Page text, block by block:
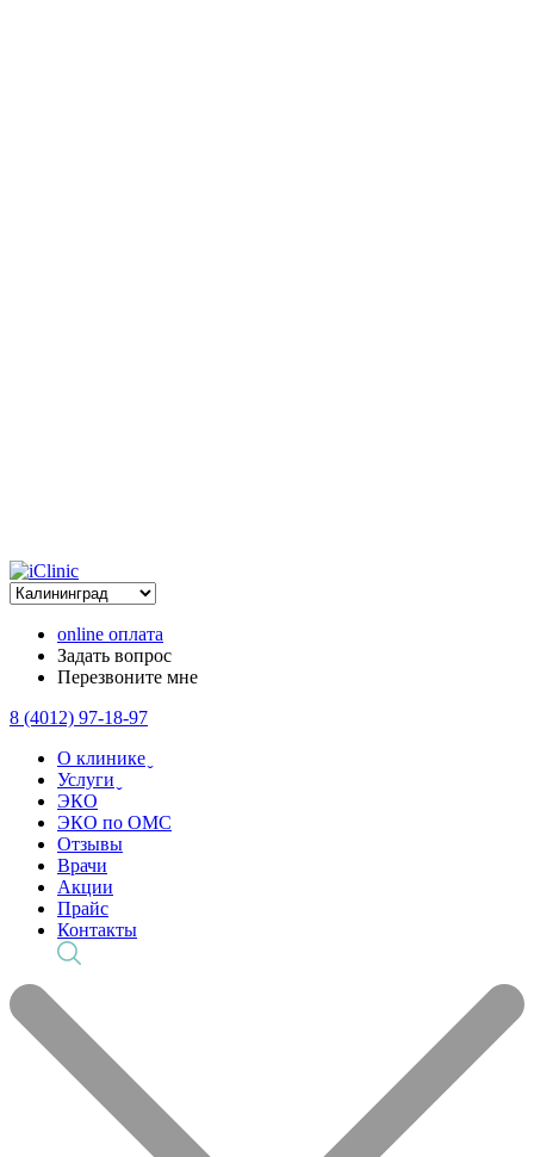
online оплата
Задать вопрос
Перезвоните мне
8 (4012) 97-18-97
О клинике ̬
Услуги ̬
ЭКО
ЭКО по ОМС
Отзывы
Врачи
Акции
Прайс
Контакты